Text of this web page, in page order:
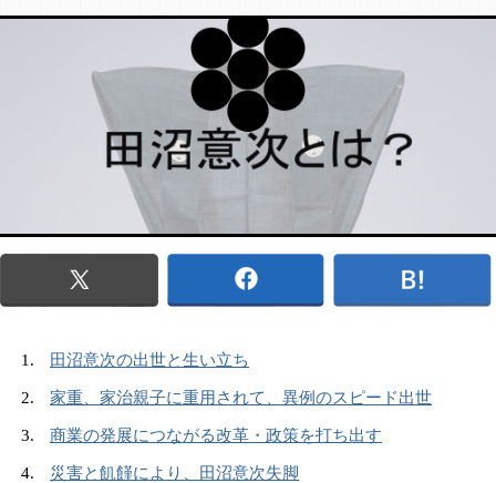
田沼意次の出世と生い立ち
家重、家治親子に重用されて、異例のスピード出世
商業の発展につながる改革・政策を打ち出す
災害と飢饉により、田沼意次失脚